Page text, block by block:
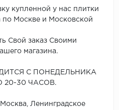
купленной у нас плитки
по Москве и Московской
Свой заказ Своими
магазина.
С ПОНЕДЕЛЬНИКА
20-30 ЧАСОВ.
Ленинградское